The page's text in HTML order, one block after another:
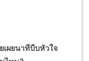
เผยนาทีบีบหัวใจ